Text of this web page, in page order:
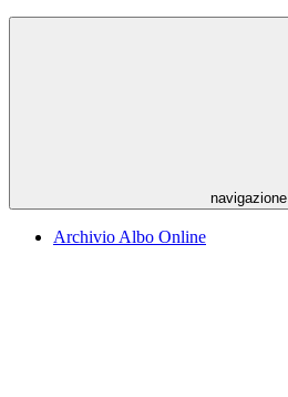
navigazione
Archivio Albo Online